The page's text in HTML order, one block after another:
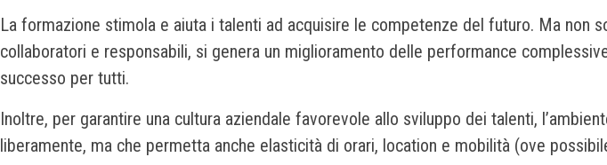
La formazione stimola e aiuta i talenti ad acquisire le competenze del futuro. Ma
collaboratori e responsabili, si genera un miglioramento delle performance
successo per tutti.
Inoltre, per garantire una cultura aziendale favorevole allo sviluppo dei talenti,
liberamente, ma che permetta anche elasticità di orari, location e mobilità (ove